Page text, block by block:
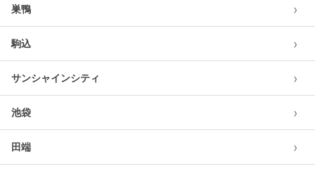
巣鴨 ›
駒込 ›
サンシャインシティ ›
池袋 ›
田端 ›